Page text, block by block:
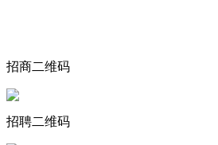
招商二维码
招聘二维码